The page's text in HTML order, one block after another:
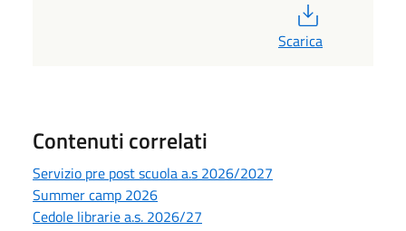
Scarica
Contenuti correlati
Servizio pre post scuola a.s 2026/2027
Summer camp 2026
Cedole librarie a.s. 2026/27